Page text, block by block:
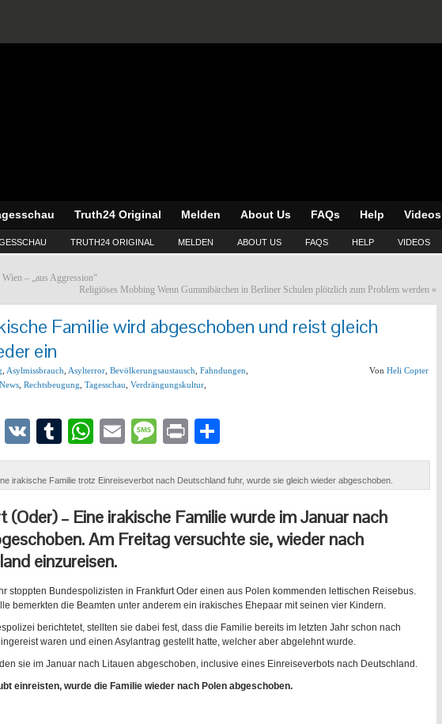
Truth24 Original Melden About Us FAQs Help Videos
TRUTH24 ORIGINAL MELDEN ABOUT US FAQS HELP VIDEOS
– „aus Aggression“
Religiöses Mobbing Wenn Gummibärchen in Berliner Schulen plötzlich zum Problem werden »
Familie wird abgeschoben und reist gleich
ein
Asylmissbrauch Asylterror Bevölkerungsaustausch Fahndungen
News Rechtsbeugung Tagesschau Verdrängungskultur
Von Heli Copter
Twitter
VK Tumblr
WhatsApp
EmailMessage
Print
irakische Familie trotz Einreiseverbot nach Deutschland fuhr, wurde sie gleich wieder abgeschoben.
(Oder) – Eine irakische Familie wurde im Januar nach
Am Freitag versuchte sie, wieder nach
einzureisen.
stoppten Bundespolizisten in Frankfurt Oder einen aus Polen kommenden lettischen Reisebus.
bemerkten die Beamten unter anderem ein irakisches Ehepaar mit seinen vier Kindern.
berichtetet, stellten sie dabei fest, dass die Familie bereits im letzten Jahr schon nach
waren und einen Asylantrag gestellt hatte, welcher aber abgelehnt wurde.
sie im Januar nach Litauen abgeschoben, inclusive eines Einreiseverbots nach Deutschland.
einreisten, wurde die Familie wieder nach Polen abgeschoben.